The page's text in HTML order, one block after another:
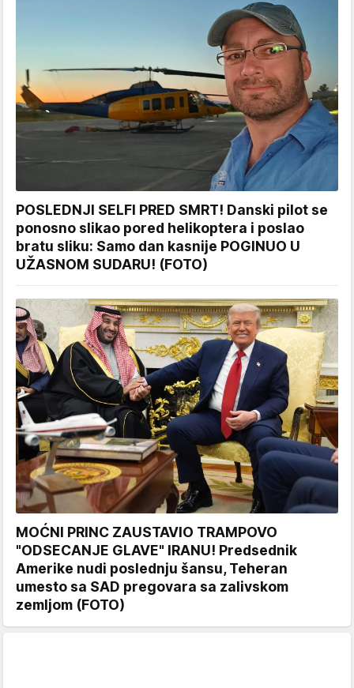
POSLEDNJI SELFI PRED SMRT! Danski pilot se
ponosno slikao pored helikoptera i poslao
bratu sliku: Samo dan kasnije POGINUO U
UŽASNOM SUDARU! (FOTO)
MOĆNI PRINC ZAUSTAVIO TRAMPOVO
"ODSECANJE GLAVE" IRANU! Predsednik
Amerike nudi poslednju šansu, Teheran
umesto sa SAD pregovara sa zalivskom
zemljom (FOTO)